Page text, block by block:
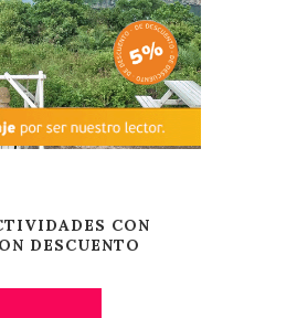
CON
DESCUENTO